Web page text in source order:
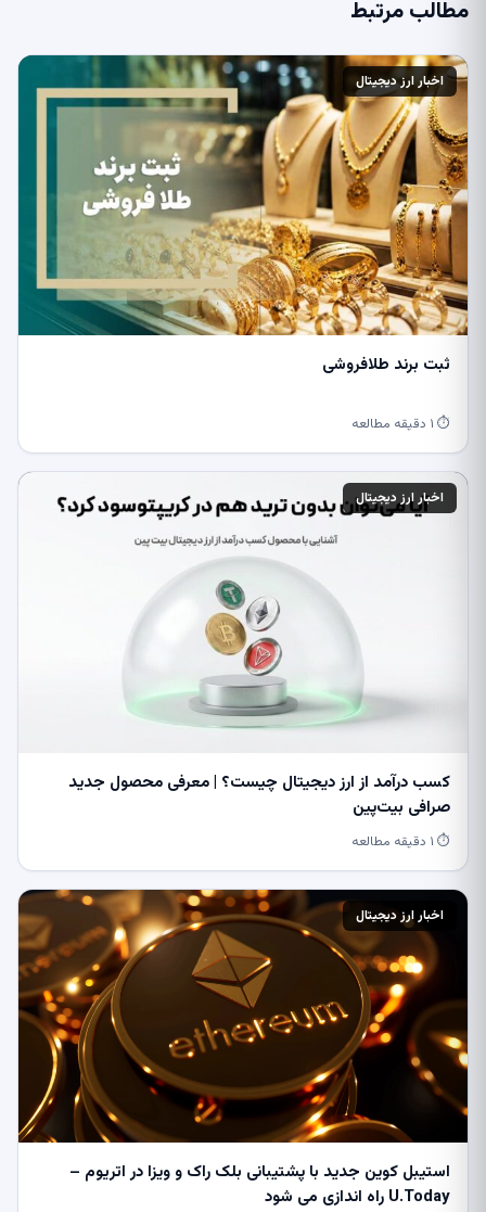
مطالب مرتبط
اخبار ارز دیجیتال
ثبت برند طلافروشی
⏱ ۱ دقیقه مطالعه
اخبار ارز دیجیتال
کسب درآمد از ارز دیجیتال چیست؟ | معرفی محصول جدید
صرافی بیت‌پین
⏱ ۱ دقیقه مطالعه
اخبار ارز دیجیتال
استیبل کوین جدید با پشتیبانی بلک راک و ویزا در اتریوم –
U.Today راه اندازی می شود